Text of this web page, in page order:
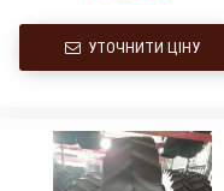
УТОЧНИТИ ЦІНУ